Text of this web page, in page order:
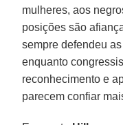
mulheres, aos
posições são
sempre defendeu
enquanto
reconhecimento e
parecem confiar